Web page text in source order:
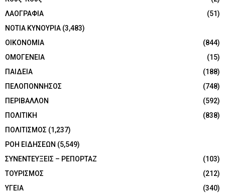
ΛΑΟΓΡΑΦΙΑ
(51)
ΝΟΤΙΑ ΚΥΝΟΥΡΙΑ (3,483)
ΟΙΚΟΝΟΜΙΑ
(844)
ΟΜΟΓΕΝΕΙΑ
(15)
ΠΑΙΔΕΙΑ
(188)
ΠΕΛΟΠΟΝΝΗΣΟΣ
(748)
ΠΕΡΙΒΑΛΛΟΝ
(592)
ΠΟΛΙΤΙΚΗ
(838)
ΠΟΛΙΤΙΣΜΟΣ (1,237)
ΡΟΗ ΕΙΔΗΣΕΩΝ (5,549)
ΣΥΝΕΝΤΕΥΞΕΙΣ – ΡΕΠΟΡΤΑΖ
(103)
ΤΟΥΡΙΣΜΟΣ
(212)
ΥΓΕΙΑ
(340)